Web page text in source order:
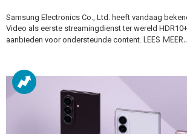
Samsung Electronics Co., Ltd. heeft vandaag
Video als eerste streamingdienst ter wereld
aanbieden voor ondersteunde content. LEES